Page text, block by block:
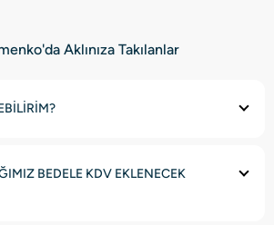
Aklınıza Takılanlar
BEDELE KDV EKLENECEK